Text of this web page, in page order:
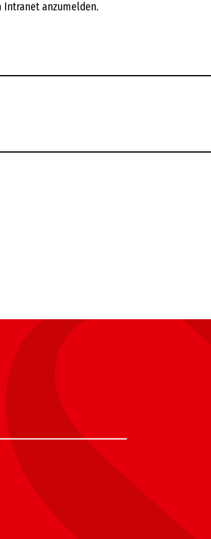
Intranet anzumelden.